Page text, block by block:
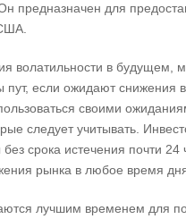
предназначен для
волатильности в будущем,
если ожидают снижения
своими
следует учитывать.
срока истечения почти
рынка в любое время
лучшим временем для